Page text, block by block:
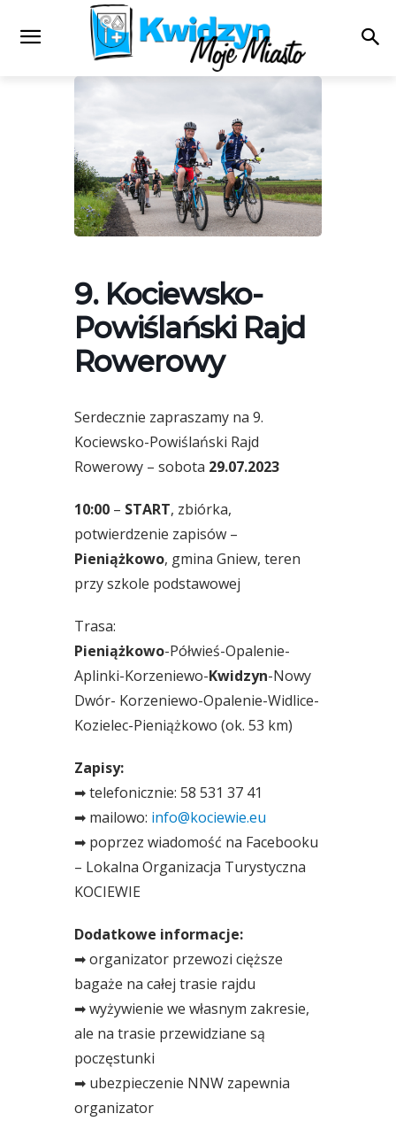
9. Kociewsko-
Powiślański Rajd
Rowerowy
Serdecznie zapraszamy na 9.
Kociewsko-Powiślański Rajd
Rowerowy – sobota 29.07.2023
10:00 – START, zbiórka,
potwierdzenie zapisów –
Pieniążkowo, gmina Gniew, teren
przy szkole podstawowej
Trasa:
Pieniążkowo-Półwieś-Opalenie-
Aplinki-Korzeniewo-Kwidzyn-Nowy
Dwór- Korzeniewo-Opalenie-Widlice-
Kozielec-Pieniążkowo (ok. 53 km)
Zapisy:
➡ telefonicznie: 58 531 37 41
➡ mailowo: info@kociewie.eu
➡ poprzez wiadomość na Facebooku
– Lokalna Organizacja Turystyczna
KOCIEWIE
Dodatkowe informacje:
➡ organizator przewozi cięższe
bagaże na całej trasie rajdu
➡ wyżywienie we własnym zakresie,
ale na trasie przewidziane są
poczęstunki
➡ ubezpieczenie NNW zapewnia
organizator